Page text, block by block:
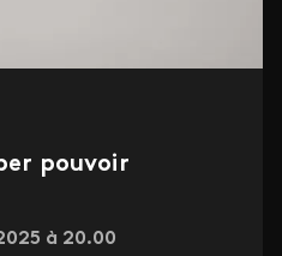
pouvoir
à 20.00